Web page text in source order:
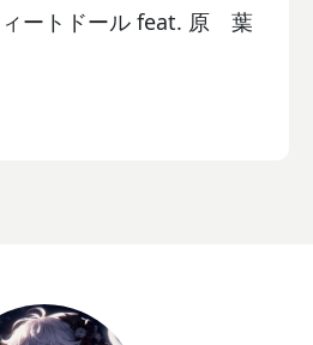
ィートドール feat. 原 葉